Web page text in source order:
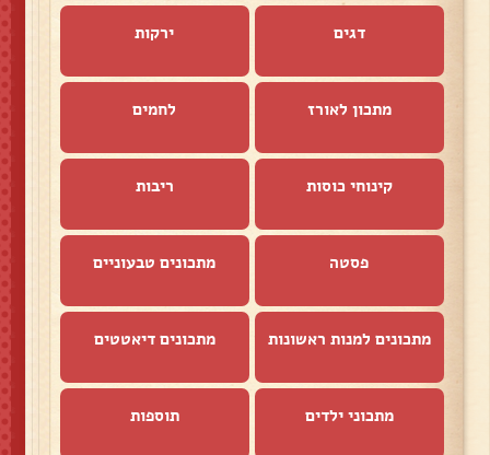
דגים ירקות
מתכון לאורז לחמים
קינוחי כוסות ריבות
פסטה מתכונים טבעוניים
מתכונים למנות ראשונות מתכונים דיאטטים
מתכוני ילדים תוספות